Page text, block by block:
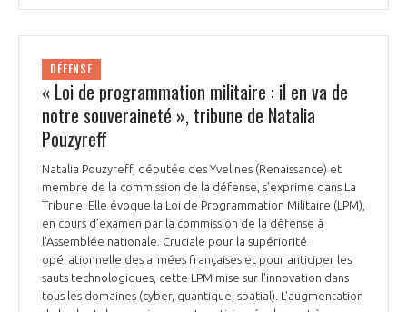
DÉFENSE
« Loi de programmation militaire : il en va de
notre souveraineté », tribune de Natalia
Pouzyreff
Natalia Pouzyreff, députée des Yvelines (Renaissance) et
membre de la commission de la défense, s’exprime dans La
Tribune. Elle évoque la Loi de Programmation Militaire (LPM),
en cours d’examen par la commission de la défense à
l’Assemblée nationale. Cruciale pour la supériorité
opérationnelle des armées françaises et pour anticiper les
sauts technologiques, cette LPM mise sur l'innovation dans
tous les domaines (cyber, quantique, spatial). L'augmentation